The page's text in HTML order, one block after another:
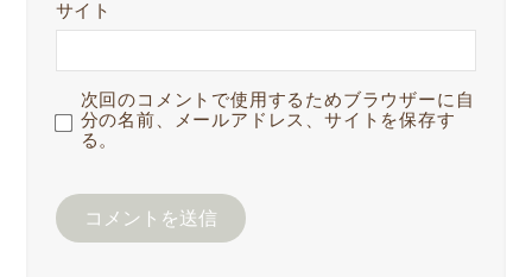
サイト
次回のコメントで使用するためブラウザーに自
分の名前、メールアドレス、サイトを保存す
る。